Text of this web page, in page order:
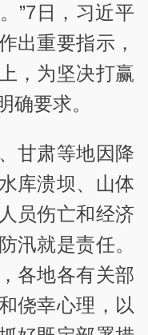
”7日，习近平
出重要指示，
，为坚决打赢
确要求。
甘肃等地因降
库溃坝、山体
员伤亡和经济
汛就是责任。
各地各有关部
侥幸心理，以